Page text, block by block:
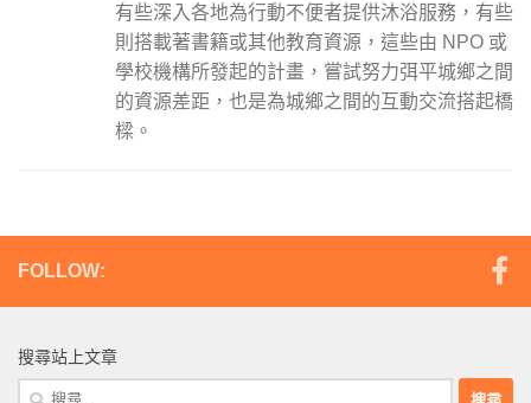
有些深入各地為行動不便者提供沐浴服務，有些
則搭載著書籍或其他教育資源，這些由 NPO 或
學校機構所發起的計畫，嘗試努力弭平城鄉之間
的資源差距，也是為城鄉之間的互動交流搭起橋
樑。
FOLLOW:
搜尋站上文章
搜